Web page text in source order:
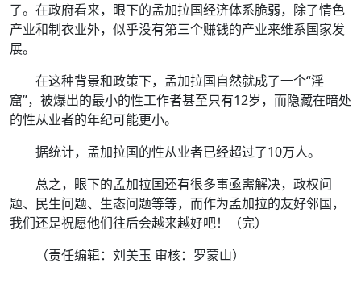
了。在政府看来，眼下的孟加拉国经济体系脆弱，除了情色
产业和制衣业外，似乎没有第三个赚钱的产业来维系国家发
展。
在这种背景和政策下，孟加拉国自然就成了一个“淫
窟”，被爆出的最小的性工作者甚至只有12岁，而隐藏在暗处
的性从业者的年纪可能更小。
据统计，孟加拉国的性从业者已经超过了10万人。
总之，眼下的孟加拉国还有很多事亟需解决，政权问
题、民生问题、生态问题等等，而作为孟加拉的友好邻国，
我们还是祝愿他们往后会越来越好吧！（完）
（责任编辑：刘美玉 审核：罗蒙山）